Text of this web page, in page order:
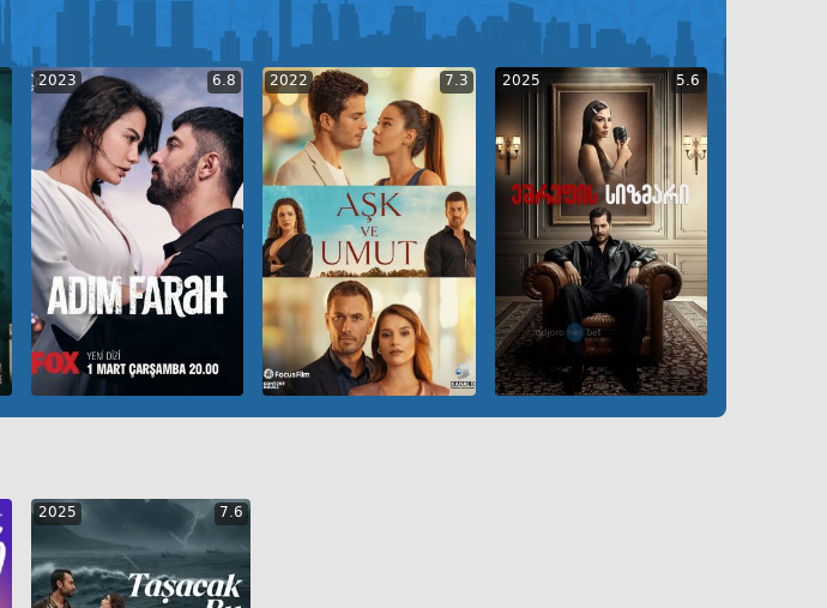
2023 6.8
GEO ENG RUS
2022 7.3
GEO ENG RUS
2025 5.6
GEO ENG RUS
2025 7.6